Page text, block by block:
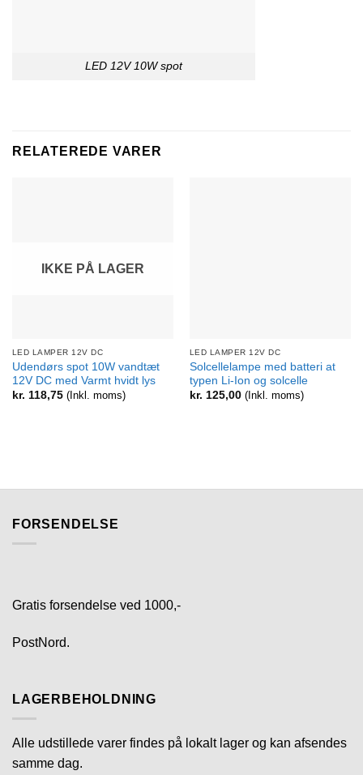
LED 12V 10W spot
RELATEREDE VARER
IKKE PÅ LAGER
LED LAMPER 12V DC
Udendørs spot 10W vandtæt
12V DC med Varmt hvidt lys
kr. 118,75(Inkl. moms)
LED LAMPER 12V DC
Solcellelampe med batteri at
typen Li-Ion og solcelle
kr. 125,00(Inkl. moms)
FORSENDELSE
Gratis forsendelse ved 1000,-
PostNord.
LAGERBEHOLDNING
Alle udstillede varer findes på lokalt lager og kan afsendes
samme dag.